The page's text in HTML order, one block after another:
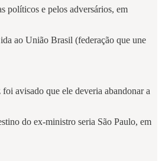
políticos e pelos adversários, em
ao União Brasil (federação que une
avisado que ele deveria abandonar a
do ex-ministro seria São Paulo, em